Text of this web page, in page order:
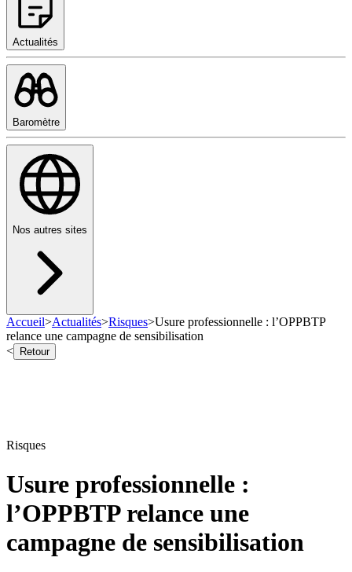
Actualités
Baromètre
Nos autres sites
Accueil>Actualités>Risques>Usure professionnelle : l’OPPBTP
relance une campagne de sensibilisation
<
Retour
Risques
Usure professionnelle :
l’OPPBTP relance une
campagne de sensibilisation